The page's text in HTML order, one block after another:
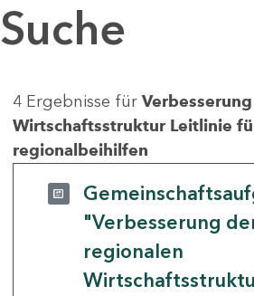
Suche
4 Ergebnisse für
Wirtschaftsstruktur Leitlinie
regionalbeihilfen
"Verbesserung
regionalen